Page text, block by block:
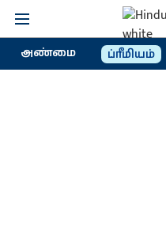
அண்மை ப்ரீமியம்